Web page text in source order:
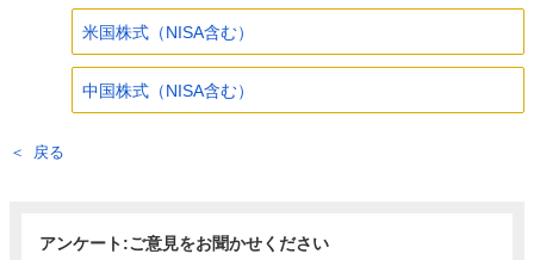
米国株式（NISA含む）
中国株式（NISA含む）
戻る
アンケート:ご意見をお聞かせください